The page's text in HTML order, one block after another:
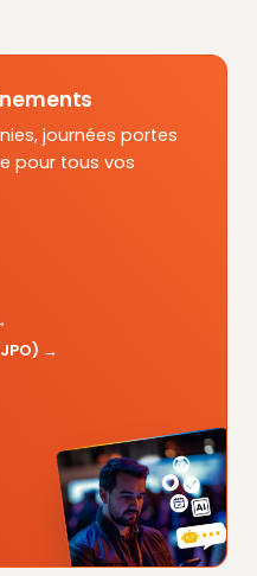
journées portes
pour tous vos